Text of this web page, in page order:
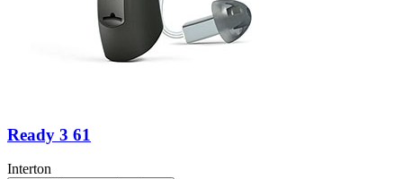
Ready 3 61
Interton